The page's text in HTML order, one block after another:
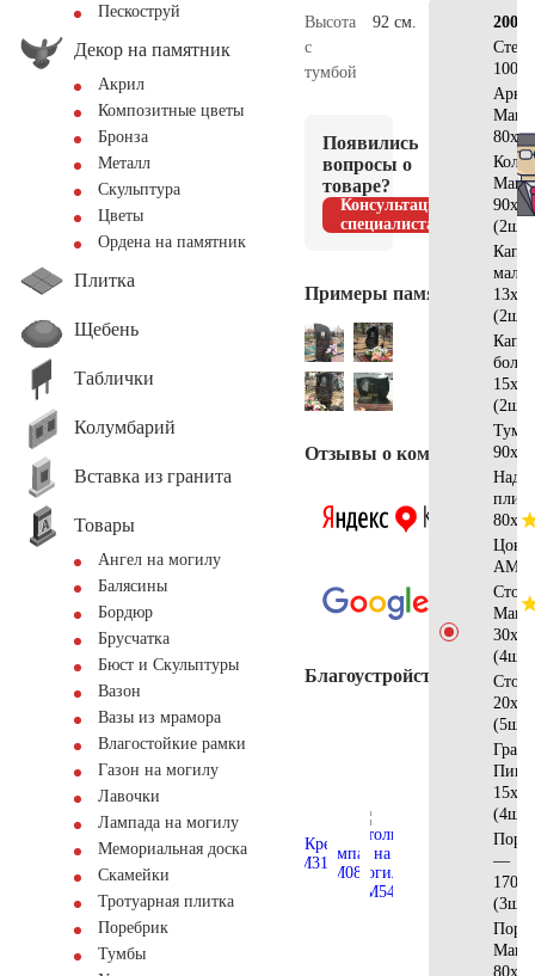
Пескоструй
Декор на памятник
Акрил
Композитные цветы
Бронза
Металл
Скульптура
Цветы
Ордена на памятник
Плитка
Щебень
Таблички
Колумбарий
Вставка из гранита
Товары
Ангел на могилу
Балясины
Бордюр
Брусчатка
Бюст и Скульптуры
Вазон
Вазы из мрамора
Влагостойкие рамки
Газон на могилу
Лавочки
Лампада на могилу
Мемориальная доска
Скамейки
Тротуарная плитка
Поребрик
Тумбы
Высота
с
тумбой
92 см.
Появились
вопросы о
товаре?
Консультация
специалиста
Примеры памятников
Отзывы о компании
Благоустройство
Арка
(2шт)
(2шт)
бол
(2шт)
(4шт)
(5шт)
(4шт)
—
(3шт)